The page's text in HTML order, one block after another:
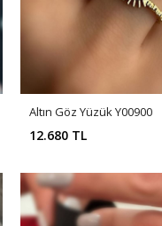
Altın Göz Yüzük Y00900
12.680 TL